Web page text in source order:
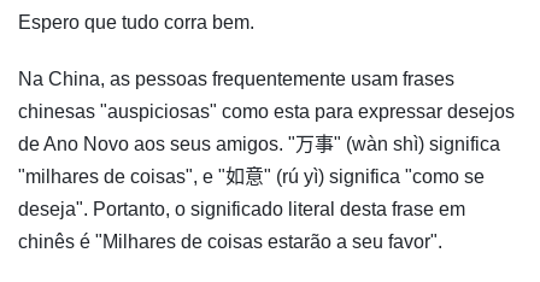
Espero que tudo corra bem.
Na China, as pessoas frequentemente usam frases
chinesas "auspiciosas" como esta para expressar desejos
de Ano Novo aos seus amigos. "万事" (wàn shì) significa
"milhares de coisas", e "如意" (rú yì) significa "como se
deseja". Portanto, o significado literal desta frase em
chinês é "Milhares de coisas estarão a seu favor".